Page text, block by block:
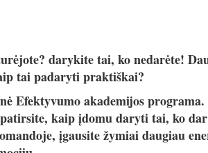
darykite tai, ko nedarėte!
tai padaryti praktiškai?
Efektyvumo akademijos programa.
kaip įdomu daryti tai, ko
įgausite žymiai daugiau